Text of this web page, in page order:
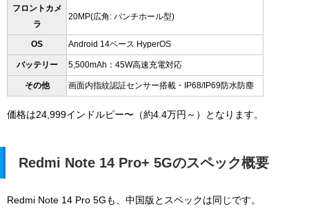
フロントカメ
ラ
20MP(広角: パンチホール型)
OS Android 14ベース HyperOS
バッテリー 5,500mAh：45W高速充電対応
その他 画面内指紋認証センサー搭載・ IP68/IP69防水防塵
価格は24,999インドルピー〜（約4.4万円～）となります。
Redmi Note 14 Pro+ 5Gのスペック概要
Redmi Note 14 Pro 5Gも、中国版とスペックは同じです。